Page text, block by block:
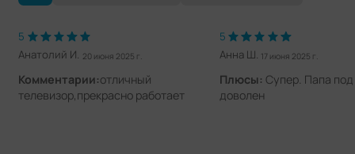
5
Анатолий И. 20 июня 2025 г.
Комментарии:отличный
телевизор,прекрасно работает
5
Анна Ш. 17 июня 2025 г.
Плюсы: Супер. Папа
доволен